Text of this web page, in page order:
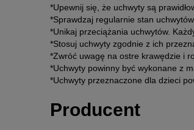
*Upewnij się, że uchwyty są
*Sprawdzaj regularnie stan
*Unikaj przeciążania uchwytów.
*Stosuj uchwyty zgodnie z ich
*Zwróć uwagę na ostre krawędzie i
*Uchwyty powinny być wykonane z
*Uchwyty przeznaczone dla dzieci
Producent